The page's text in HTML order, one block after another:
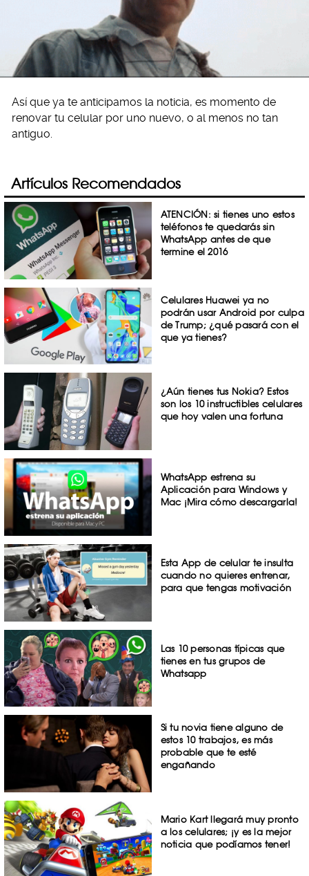
Así que ya te anticipamos la noticia, es momento de
renovar tu celular por uno nuevo, o al menos no tan
antiguo.
Artículos Recomendados
ATENCIÓN: si tienes uno estos
teléfonos te quedarás sin
WhatsApp antes de que
termine el 2016
Celulares Huawei ya no
podrán usar Android por culpa
de Trump; ¿qué pasará con el
que ya tienes?
¿Aún tienes tus Nokia? Estos
son los 10 instructibles celulares
que hoy valen una fortuna
WhatsApp estrena su
Aplicación para Windows y
Mac ¡Mira cómo descargarla!
Esta App de celular te insulta
cuando no quieres entrenar,
para que tengas motivación
Las 10 personas típicas que
tienes en tus grupos de
Whatsapp
Si tu novia tiene alguno de
estos 10 trabajos, es más
probable que te esté
engañando
Mario Kart llegará muy pronto
a los celulares; ¡y es la mejor
noticia que podíamos tener!